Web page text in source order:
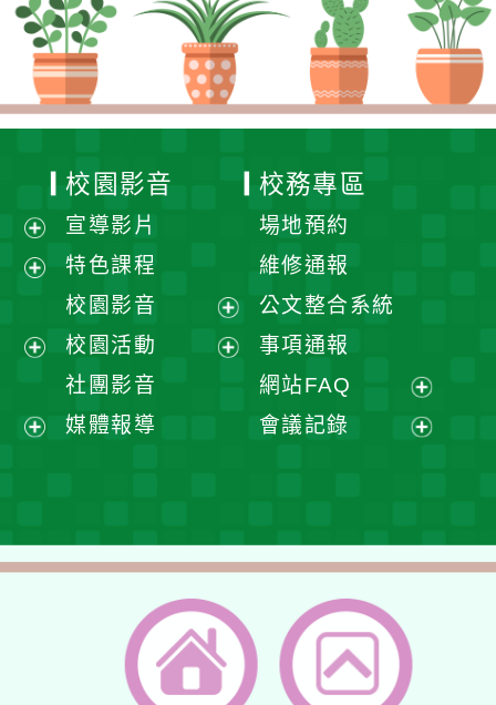
展
單
選
選
單
校園影音
宣導影片
特色課程
校園影音
展
開
校園活動
社團影音
媒體報導
校務專區
場地預約
維修通報
公文整合系統
事項通報
網站FAQ
展
開
會議記錄
單